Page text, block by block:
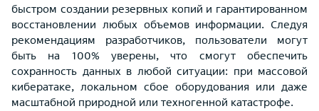
быстром создании резервных копий и гарантированном
восстановлении любых объемов информации. Следуя
рекомендациям разработчиков, пользователи могут
быть на 100% уверены, что смогут обеспечить
сохранность данных в любой ситуации: при массовой
кибератаке, локальном сбое оборудования или даже
масштабной природной или техногенной катастрофе.